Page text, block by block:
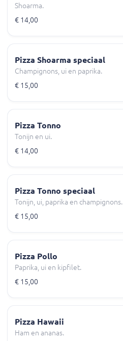
Shoarma.
€ 14,00
Pizza Shoarma speciaal
Champignons, ui en paprika.
€ 15,00
Pizza Tonno
Tonijn en ui.
€ 14,00
Pizza Tonno speciaal
Tonijn, ui, paprika en champignons.
€ 15,00
Pizza Pollo
Paprika, ui en kipfilet.
€ 15,00
Pizza Hawaii
Ham en ananas.